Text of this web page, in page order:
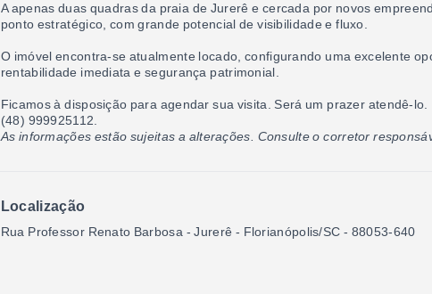
A apenas duas quadras da praia de Jurerê e cercada por novos
ponto estratégico, com grande potencial de visibilidade e fluxo.
O imóvel encontra-se atualmente locado, configurando uma excelente
rentabilidade imediata e segurança patrimonial.
Ficamos à disposição para agendar sua visita. Será um prazer atendê-lo.
(48) 999925112.
As informações estão sujeitas a alterações. Consulte o corretor
Localização
Rua Professor Renato Barbosa - Jurerê - Florianópolis/SC - 88053-640